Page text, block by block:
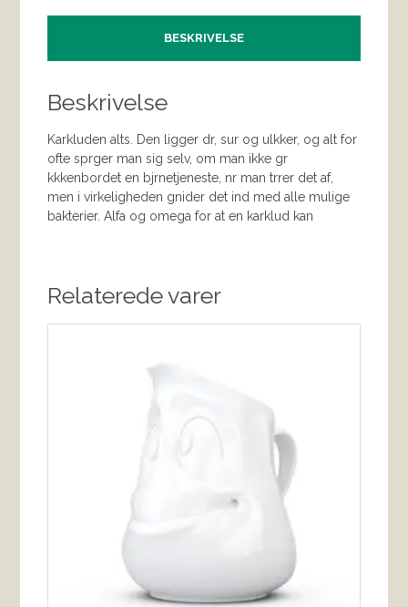
BESKRIVELSE
Beskrivelse
Karkluden alts. Den ligger dr, sur og ulkker, og alt for
ofte sprger man sig selv, om man ikke gr
kkkenbordet en bjrnetjeneste, nr man trrer det af,
men i virkeligheden gnider det ind med alle mulige
bakterier. Alfa og omega for at en karklud kan
Relaterede varer